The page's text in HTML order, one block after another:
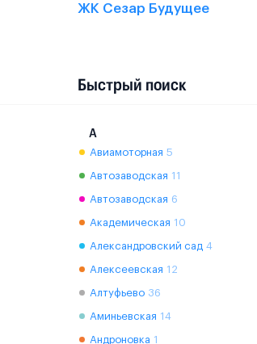
ЖК Сезар Будущее
Быстрый поиск
А
Авиамоторная 5
Автозаводская 11
Автозаводская 6
Академическая 10
Александровский сад 4
Алексеевская 12
Алтуфьево 36
Аминьевская 14
Андроновка 1